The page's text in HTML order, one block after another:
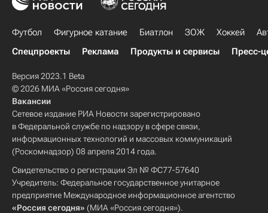
Футбол Фигурное катание Биатлон ЗОЖ Хоккей
Спецпроекты
Реклама Продукты и сервисы Пресс-
Версия 2023.1 Beta
© 2026 МИА «Россия сегодня»
Вакансии
Сетевое издание РИА Новости зарегистрировано
в Федеральной службе по надзору в сфере связи,
информационных технологий и массовых коммуникаций
(Роскомнадзор) 08 апреля 2014 года.
Свидетельство о регистрации Эл № ФС77-57640
Учредитель: Федеральное государственное унитарное
предприятие Международное информационное агентство
«Россия сегодня» (МИА «Россия сегодня»).